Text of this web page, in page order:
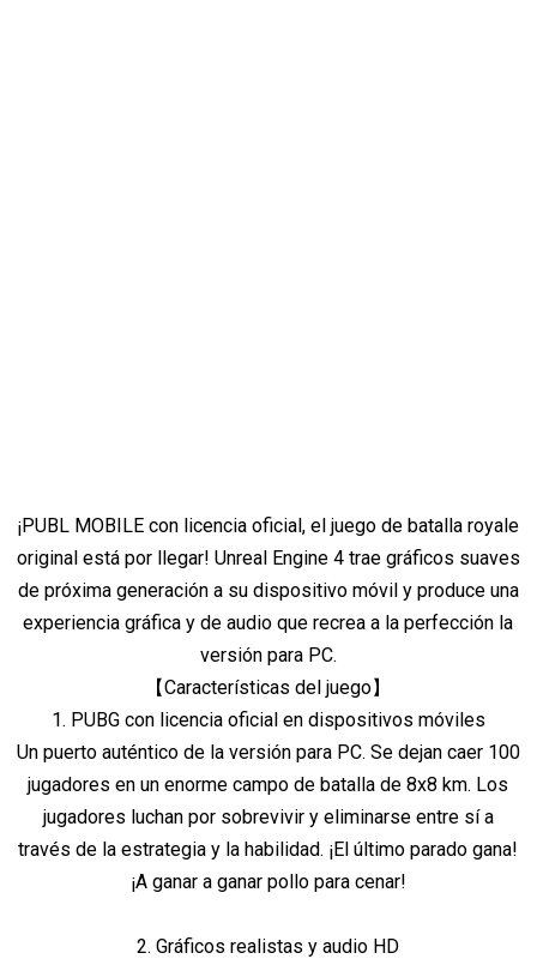
¡PUBL MOBILE con licencia oficial, el juego de batalla royale
original está por llegar! Unreal Engine 4 trae gráficos suaves
de próxima generación a su dispositivo móvil y produce una
experiencia gráfica y de audio que recrea a la perfección la
versión para PC.
【Características del juego】
1. PUBG con licencia oficial en dispositivos móviles
Un puerto auténtico de la versión para PC. Se dejan caer 100
jugadores en un enorme campo de batalla de 8x8 km. Los
jugadores luchan por sobrevivir y eliminarse entre sí a
través de la estrategia y la habilidad. ¡El último parado gana!
¡A ganar a ganar pollo para cenar!
2. Gráficos realistas y audio HD